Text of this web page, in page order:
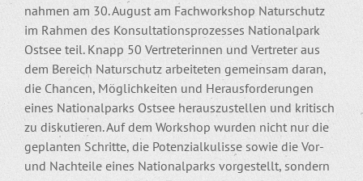
nahmen am 30. August am Fachworkshop Naturschutz
im Rahmen des Konsultationsprozesses Nationalpark
Ostsee teil. Knapp 50 Vertreterinnen und Vertreter aus
dem Bereich Naturschutz arbeiteten gemeinsam daran,
die Chancen, Möglichkeiten und Herausforderungen
eines Nationalparks Ostsee herauszustellen und kritisch
zu diskutieren. Auf dem Workshop wurden nicht nur die
geplanten Schritte, die Potenzialkulisse sowie die Vor-
und Nachteile eines Nationalparks vorgestellt, sondern